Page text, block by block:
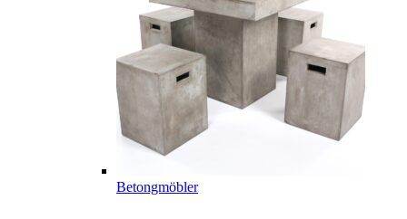
Betongmöbler